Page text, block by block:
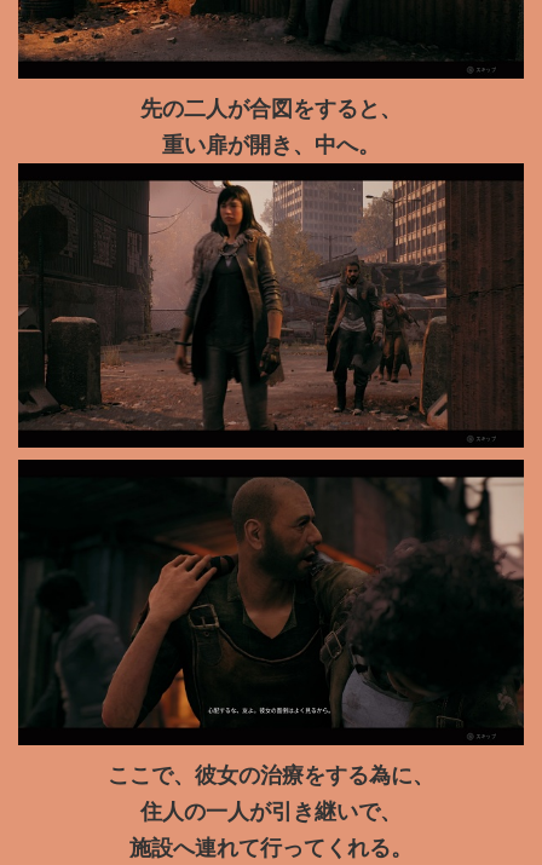
先の二人が合図をすると、
重い扉が開き、中へ。
ここで、彼女の治療をする為に、
住人の一人が引き継いで、
施設へ連れて行ってくれる。